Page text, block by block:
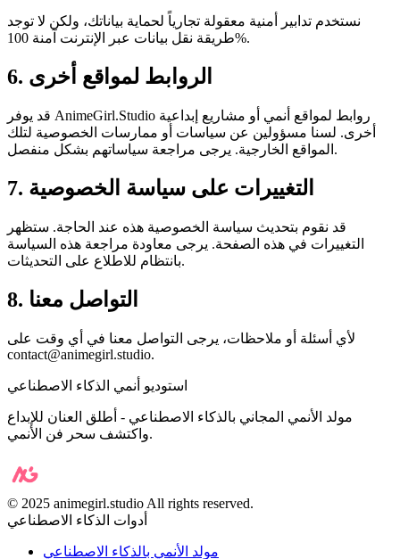
نستخدم تدابير أمنية معقولة تجارياً لحماية بياناتك، ولكن لا توجد
طريقة نقل بيانات عبر الإنترنت آمنة 100%.
6. الروابط لمواقع أخرى
قد يوفر AnimeGirl.Studio روابط لمواقع أنمي أو مشاريع إبداعية
أخرى. لسنا مسؤولين عن سياسات أو ممارسات الخصوصية لتلك
المواقع الخارجية. يرجى مراجعة سياساتهم بشكل منفصل.
7. التغييرات على سياسة الخصوصية
قد نقوم بتحديث سياسة الخصوصية هذه عند الحاجة. ستظهر
التغييرات في هذه الصفحة. يرجى معاودة مراجعة هذه السياسة
بانتظام للاطلاع على التحديثات.
8. التواصل معنا
لأي أسئلة أو ملاحظات، يرجى التواصل معنا في أي وقت على
contact@animegirl.studio.
استوديو أنمي الذكاء الاصطناعي
مولد الأنمي المجاني بالذكاء الاصطناعي - أطلق العنان للإبداع
واكتشف سحر فن الأنمي.
©️ 2025 animegirl.studio All rights reserved.
أدوات الذكاء الاصطناعي
مولد الأنمي بالذكاء الاصطناعي